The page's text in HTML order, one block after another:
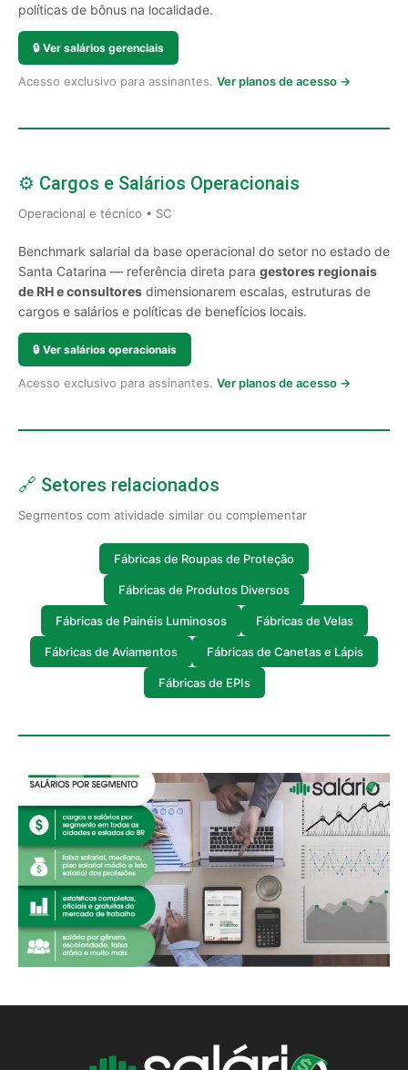
políticas de bônus na localidade.
🔒 Ver salários gerenciais
Acesso exclusivo para assinantes. Ver planos de acesso →
⚙️ Cargos e Salários Operacionais
Operacional e técnico • SC
Benchmark salarial da base operacional do setor no estado de
Santa Catarina — referência direta para gestores regionais
de RH e consultores dimensionarem escalas, estruturas de
cargos e salários e políticas de benefícios locais.
🔒 Ver salários operacionais
Acesso exclusivo para assinantes. Ver planos de acesso →
🔗 Setores relacionados
Segmentos com atividade similar ou complementar
Fábricas de Roupas de Proteção
Fábricas de Produtos Diversos
Fábricas de Painéis Luminosos Fábricas de Velas
Fábricas de Aviamentos Fábricas de Canetas e Lápis
Fábricas de EPIs